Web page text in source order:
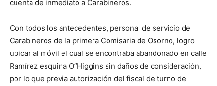
cuenta de inmediato a Carabineros.
Con todos los antecedentes, personal de servicio de
Carabineros de la primera Comisaria de Osorno, logro
ubicar al móvil el cual se encontraba abandonado en calle
Ramírez esquina O”Higgins sin daños de consideración,
por lo que previa autorización del fiscal de turno de